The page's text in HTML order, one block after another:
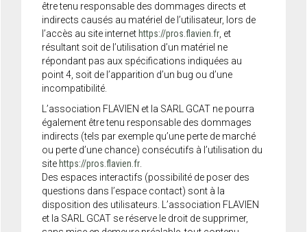
être tenu responsable des dommages directs et
indirects causés au matériel de l’utilisateur, lors de
l’accès au site internet https://pros.flavien.fr , et
résultant soit de l’utilisation d’un matériel ne
répondant pas aux spécifications indiquées au
point 4, soit de l’apparition d’un bug ou d’une
incompatibilité.
L’association FLAVIEN et la SARL GCAT ne pourra
également être tenu responsable des dommages
indirects (tels par exemple qu’une perte de marché
ou perte d’une chance) consécutifs à l’utilisation du
sitehttps://pros.flavien.fr
Des espaces interactifs (possibilité de poser des
questions dans l’espace contact) sont à la
disposition des utilisateurs. L’association FLAVIEN
et la SARL GCAT se réserve le droit de supprimer,